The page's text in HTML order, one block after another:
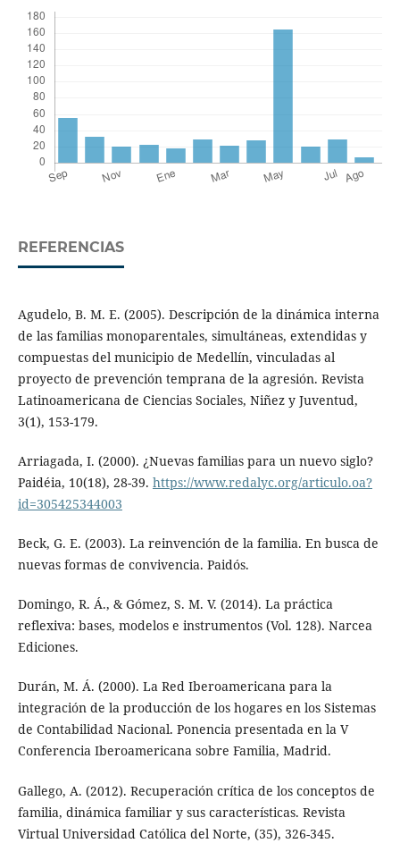
REFERENCIAS
Agudelo, B. M. E. (2005). Descripción de la dinámica interna
de las familias monoparentales, simultáneas, extendidas y
compuestas del municipio de Medellín, vinculadas al
proyecto de prevención temprana de la agresión. Revista
Latinoamericana de Ciencias Sociales, Niñez y Juventud,
3(1), 153-179.
Arriagada, I. (2000). ¿Nuevas familias para un nuevo siglo?
Paidéia, 10(18), 28-39. https://www.redalyc.org/articulo.oa?
id=305425344003
Beck, G. E. (2003). La reinvención de la familia. En busca de
nuevas formas de convivencia. Paidós.
Domingo, R. Á., & Gómez, S. M. V. (2014). La práctica
reflexiva: bases, modelos e instrumentos (Vol. 128). Narcea
Ediciones.
Durán, M. Á. (2000). La Red Iberoamericana para la
integración de la producción de los hogares en los Sistemas
de Contabilidad Nacional. Ponencia presentada en la V
Conferencia Iberoamericana sobre Familia, Madrid.
Gallego, A. (2012). Recuperación crítica de los conceptos de
familia, dinámica familiar y sus características. Revista
Virtual Universidad Católica del Norte, (35), 326-345.